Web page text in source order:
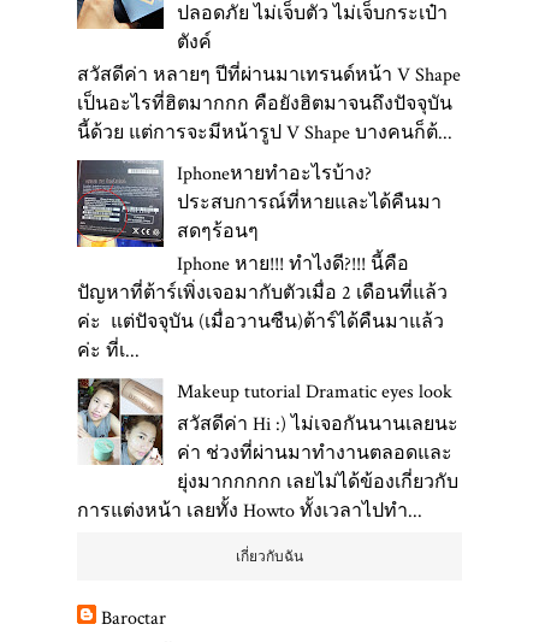
ปลอดภัย ไม่เจ็บตัว ไม่เจ็บกระเป๋า
ตังค์
สวัสดีค่า หลายๆ ปีที่ผ่านมาเทรนด์หน้า V Shape
เป็นอะไรที่ฮิตมากกก คือยังฮิตมาจนถึงปัจจุบัน
นี้ด้วย แต่การจะมีหน้ารูป V Shape บางคนก็ต้...
Iphoneหายทำอะไรบ้าง?
ประสบการณ์ที่หายและได้คืนมา
สดๆร้อนๆ
Iphone หาย!!! ทำไงดี?!!! นี้คือ
ปัญหาที่ต้าร์เพิ่งเจอมากับตัวเมื่อ 2 เดือนที่แล้ว
ค่ะ แต่ปัจจุบัน (เมื่อวานซืน)ต้าร์ได้คืนมาแล้ว
ค่ะ ที่เ...
Makeup tutorial Dramatic eyes look
สวัสดีค่า Hi :) ไม่เจอกันนานเลยนะ
ค่า ช่วงที่ผ่านมาทำงานตลอดและ
ยุ่งมากกกกก เลยไม่ได้ข้องเกี่ยวกับ
การแต่งหน้า เลยทั้ง Howto ทั้งเวลาไปทำ...
เกี่ยวกับฉัน
Baroctar